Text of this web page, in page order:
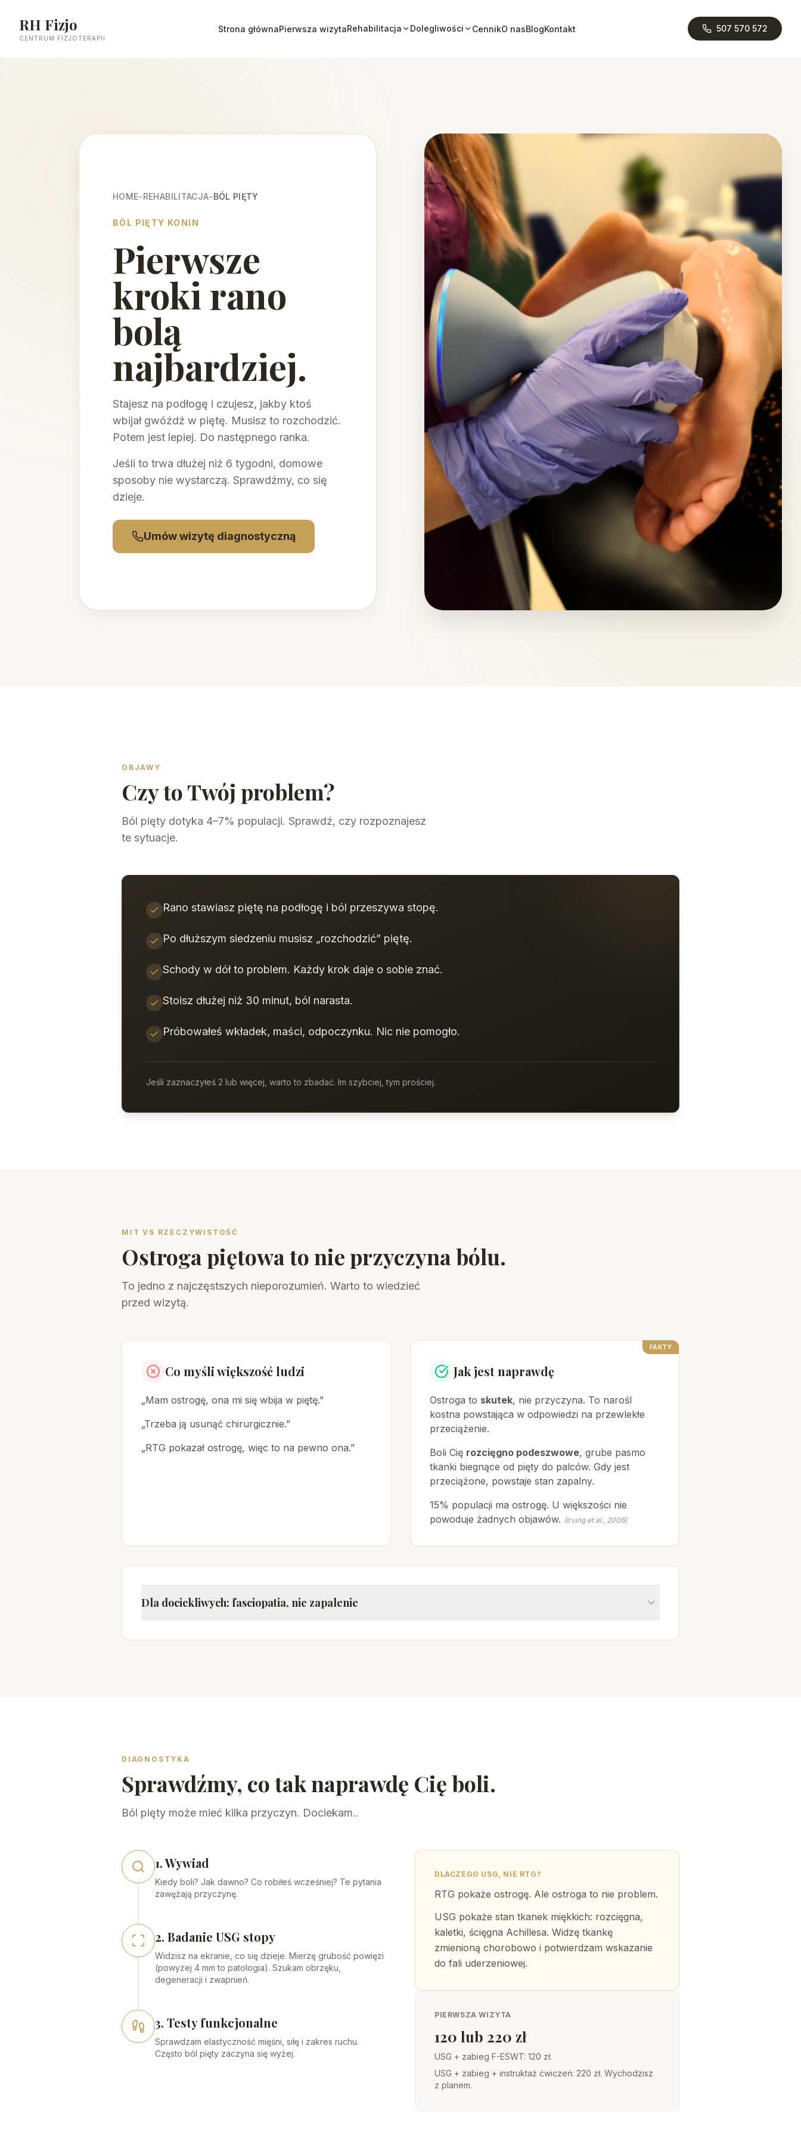
RH Fizjo
CENTRUM FIZJOTERAPII
Strona głównaPierwsza wizytaRehabilitacja Dolegliwości CennikO nasBlogKontakt 507 570 572
HOME-REHABILITACJA-BÓL PIĘTY
BÓL PIĘTY KONIN
Pierwsze
kroki rano
bolą
najbardziej.
Stajesz na podłogę i czujesz, jakby ktoś
wbijał gwóźdź w piętę. Musisz to rozchodzić.
Potem jest lepiej. Do następnego ranka.
Jeśli to trwa dłużej niż 6 tygodni, domowe
sposoby nie wystarczą. Sprawdźmy, co się
dzieje.
Umów wizytę diagnostyczną
OBJAWY
Czy to Twój problem?
Ból pięty dotyka 4–7% populacji. Sprawdź, czy rozpoznajesz
te sytuacje.
Rano stawiasz piętę na podłogę i ból przeszywa stopę.
Po dłuższym siedzeniu musisz „rozchodzić” piętę.
Schody w dół to problem. Każdy krok daje o sobie znać.
Stoisz dłużej niż 30 minut, ból narasta.
Próbowałeś wkładek, maści, odpoczynku. Nic nie pomogło.
Jeśli zaznaczyłeś 2 lub więcej, warto to zbadać. Im szybciej, tym prościej.
MIT VS RZECZYWISTOŚĆ
Ostroga piętowa to nie przyczyna bólu.
To jedno z najczęstszych nieporozumień. Warto to wiedzieć
przed wizytą.
Co myśli większość ludzi
„Mam ostrogę, ona mi się wbija w piętę.”
„Trzeba ją usunąć chirurgicznie.”
„RTG pokazał ostrogę, więc to na pewno ona.”
FAKTY
Jak jest naprawdę
Ostroga to skutek, nie przyczyna. To narośl
kostna powstająca w odpowiedzi na przewlekłe
przeciążenie.
Boli Cię rozcięgno podeszwowe, grube pasmo
tkanki biegnące od pięty do palców. Gdy jest
przeciążone, powstaje stan zapalny.
15% populacji ma ostrogę. U większości nie
powoduje żadnych objawów. (Irving et al., 2006)
Dla dociekliwych: fasciopatia, nie zapalenie
DIAGNOSTYKA
Sprawdźmy, co tak naprawdę Cię boli.
Ból pięty może mieć kilka przyczyn. Dociekam..
1. Wywiad
Kiedy boli? Jak dawno? Co robiłeś wcześniej? Te pytania
zawężają przyczynę.
2. Badanie USG stopy
Widzisz na ekranie, co się dzieje. Mierzę grubość powięzi
(powyżej 4 mm to patologia). Szukam obrzęku,
degeneracji i zwapnień.
3. Testy funkcjonalne
Sprawdzam elastyczność mięśni, siłę i zakres ruchu.
Często ból pięty zaczyna się wyżej.
DLACZEGO USG, NIE RTG?
RTG pokaże ostrogę. Ale ostroga to nie problem.
USG pokaże stan tkanek miękkich: rozcięgna,
kaletki, ścięgna Achillesa. Widzę tkankę
zmienioną chorobowo i potwierdzam wskazanie
do fali uderzeniowej.
PIERWSZA WIZYTA
120 lub 220 zł
USG + zabieg F-ESWT: 120 zł.
USG + zabieg + instruktaż ćwiczeń: 220 zł. Wychodzisz
z planem.